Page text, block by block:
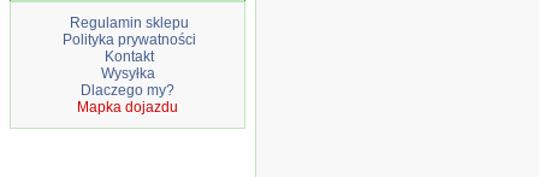
Regulamin sklepu
Polityka prywatności
Kontakt
Wysyłka
Dlaczego my?
Mapka dojazdu